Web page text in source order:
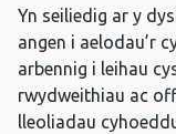
Yn seiliedig ar y
angen i aelodau’r
arbennig i leihau
rwydweithiau ac
lleoliadau